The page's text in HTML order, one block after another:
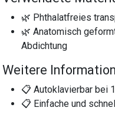
🌿 Phthalatfreies
🌿 Anatomisch
Abdichtung
Weitere
📋 Autoklavierbar bei
📋 Einfache und